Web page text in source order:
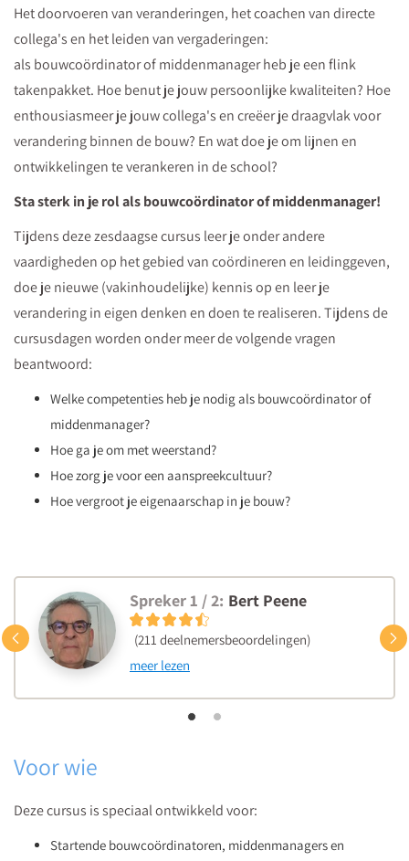
Het doorvoeren van veranderingen, het coachen van directe
collega's en het leiden van vergaderingen:
als bouwcoördinator of middenmanager heb je een flink
takenpakket. Hoe benut je jouw persoonlijke kwaliteiten? Hoe
enthousiasmeer je jouw collega's en creëer je draagvlak voor
verandering binnen de bouw? En wat doe je om lijnen en
ontwikkelingen te verankeren in de school?
Sta sterk in je rol als bouwcoördinator of middenmanager!
Tijdens deze zesdaagse cursus leer je onder andere
vaardigheden op het gebied van coördineren en leidinggeven,
doe je nieuwe (vakinhoudelijke) kennis op en leer je
verandering in eigen denken en doen te realiseren. Tijdens de
cursusdagen worden onder meer de volgende vragen
beantwoord:
Welke competenties heb je nodig als bouwcoördinator of
middenmanager?
Hoe ga je om met weerstand?
Hoe zorg je voor een aanspreekcultuur?
Hoe vergroot je eigenaarschap in je bouw?
Spreker 1 / 2: Bert Peene
(211 deelnemersbeoordelingen)
meer lezen
Vorige
Voor wie
Deze cursus is speciaal ontwikkeld voor:
Startende bouwcoördinatoren, middenmanagers en